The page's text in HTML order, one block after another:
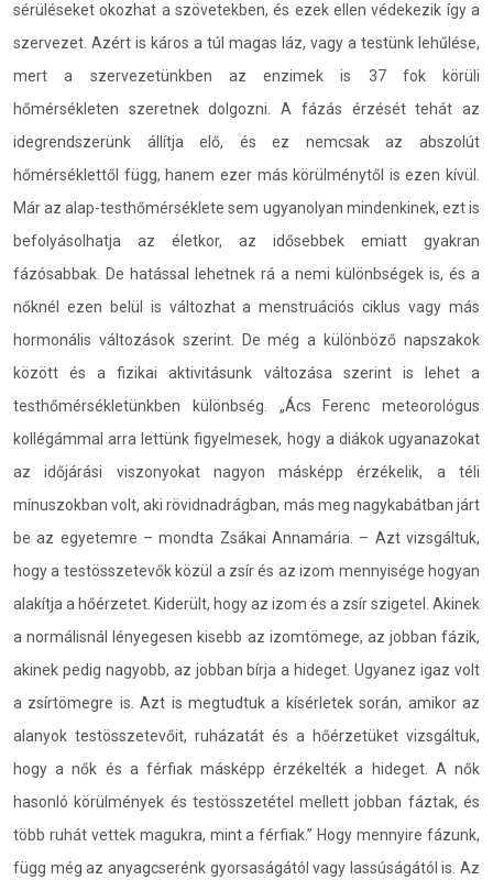
sérüléseket okozhat a szövetekben, és ezek ellen védekezik így a
szervezet. Azért is káros a túl magas láz, vagy a testünk lehűlése,
mert a szervezetünkben az enzimek is 37 fok körüli
hőmérsékleten szeretnek dolgozni. A fázás érzését tehát az
idegrendszerünk állítja elő, és ez nemcsak az abszolút
hőmérséklettől függ, hanem ezer más körülménytől is ezen kívül.
Már az alap-testhőmérséklete sem ugyanolyan mindenkinek, ezt is
befolyásolhatja az életkor, az idősebbek emiatt gyakran
fázósabbak. De hatással lehetnek rá a nemi különbségek is, és a
nőknél ezen belül is változhat a menstruációs ciklus vagy más
hormonális változások szerint. De még a különböző napszakok
között és a fizikai aktivitásunk változása szerint is lehet a
testhőmérsékletünkben különbség. „Ács Ferenc meteorológus
kollégámmal arra lettünk figyelmesek, hogy a diákok ugyanazokat
az időjárási viszonyokat nagyon másképp érzékelik, a téli
mínuszokban volt, aki rövidnadrágban, más meg nagykabátban járt
be az egyetemre – mondta Zsákai Annamária. – Azt vizsgáltuk,
hogy a testösszetevők közül a zsír és az izom mennyisége hogyan
alakítja a hőérzetet. Kiderült, hogy az izom és a zsír szigetel. Akinek
a normálisnál lényegesen kisebb az izomtömege, az jobban fázik,
akinek pedig nagyobb, az jobban bírja a hideget. Ugyanez igaz volt
a zsírtömegre is. Azt is megtudtuk a kísérletek során, amikor az
alanyok testösszetevőit, ruházatát és a hőérzetüket vizsgáltuk,
hogy a nők és a férfiak másképp érzékelték a hideget. A nők
hasonló körülmények és testösszetétel mellett jobban fáztak, és
több ruhát vettek magukra, mint a férfiak.” Hogy mennyire fázunk,
függ még az anyagcserénk gyorsaságától vagy lassúságától is. Az